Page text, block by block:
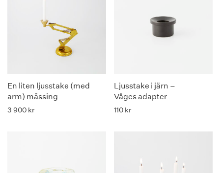
En liten ljusstake (med
arm) mässing
3 900 kr
Ljusstake i järn –
Våges adapter
110 kr